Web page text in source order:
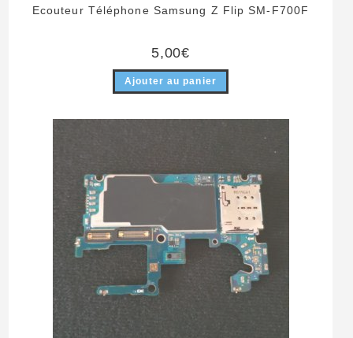
Ecouteur Téléphone Samsung Z Flip SM-F700F
5,00€
Ajouter au panier